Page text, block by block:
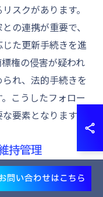
スクがあります。
の連携が重要で、
た更新手続きを進
権の侵害が疑われ
れ、法的手続きを
こうしたフォロー
要素となります。
持管理
東京都でのビジネ
標権は期限付きで付
問い合わせはこちら